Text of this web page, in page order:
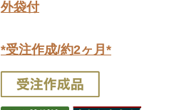
外袋付
*受注作成/約2ヶ月*